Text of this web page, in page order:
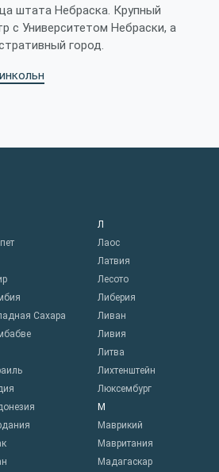
штата Небраска. Крупный
с Университетом Небраски, а
город.
Сахара
Л
Лаос
Латвия
Лесото
Либерия
Ливан
Ливия
Литва
Лихтенштейн
Люксембург
М
Маврикий
Мавритания
Мадагаскар